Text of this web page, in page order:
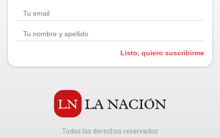
Listo, quiero suscribirme
Todos los derechos reservados